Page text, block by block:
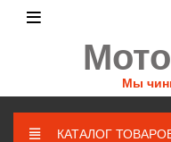
Мото
Мы
КАТАЛОГ